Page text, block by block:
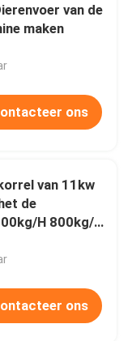
van de
maken
ons
van 11kw
de
H 800kg/H
ons